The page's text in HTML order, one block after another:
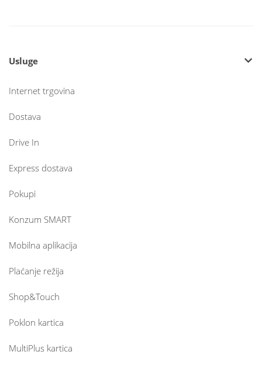
Usluge
Internet trgovina
Dostava
Drive In
Express dostava
Pokupi
Konzum SMART
Mobilna aplikacija
Plaćanje režija
Shop&Touch
Poklon kartica
MultiPlus kartica